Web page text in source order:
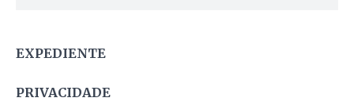
EXPEDIENTE
PRIVACIDADE